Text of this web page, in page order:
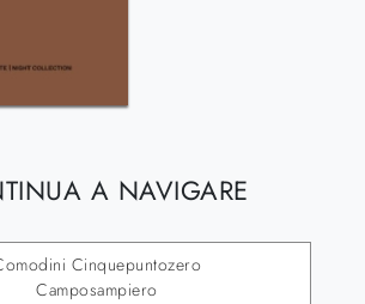
A NAVIGARE
Cinquepuntozero
Camposampiero